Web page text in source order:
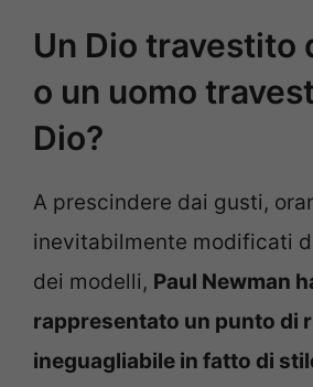
Un Dio travestito
o un uomo
Dio?
A prescindere dai gusti,
inevitabilmente modificati
dei modelli, Paul Newman
rappresentato un punto di
ineguagliabile in fatto di